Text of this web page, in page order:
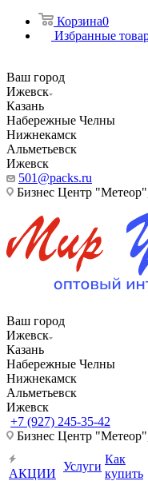
Корзина0
Избранные
Ваш город
Ижевск
Казань
Набережные Челны
Нижнекамск
Альметьевск
Ижевск
501@packs.ru
Бизнес Центр
Ваш город
Ижевск
Казань
Набережные Челны
Нижнекамск
Альметьевск
Ижевск
+7 (927) 245-35-42
Бизнес Центр
АКЦИИ
Услуги
Как
купить